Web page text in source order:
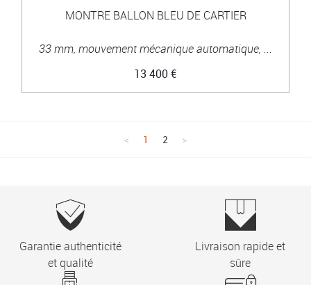
MONTRE BALLON BLEU DE CARTIER
33 mm, mouvement mécanique automatique, ...
13 400 €
1 2
Garantie authenticité
et qualité
Livraison rapide et
sûre